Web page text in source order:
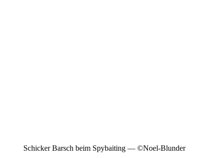
Schi­cker Barsch beim Spy­bai­ting — ©Noel-Blun­der